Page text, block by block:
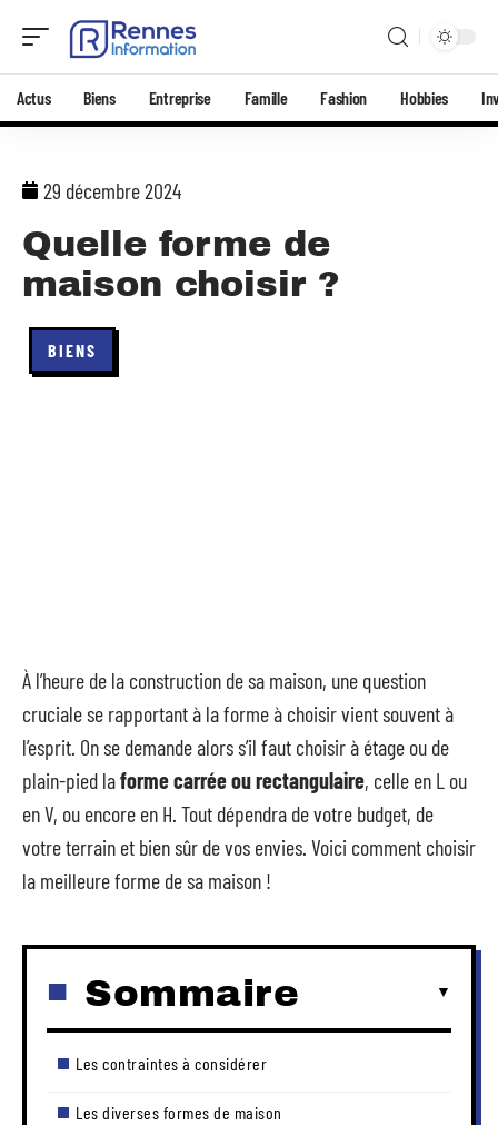
Actus Biens Entreprise Famille Fashion Hobbies
29 décembre 2024
Quelle forme de
maison choisir ?
BIENS
À l’heure de la construction de sa maison, une question
cruciale se rapportant à la forme à choisir vient souvent à
l’esprit. On se demande alors s’il faut choisir à étage ou de
plain-pied laforme carrée ou rectangulaire, celle en L ou
en V, ou encore en H. Tout dépendra de votre budget, de
votre terrain et bien sûr de vos envies. Voici comment choisir
la meilleure forme de sa maison !
Sommaire
Les contraintes à considérer
Les diverses formes de maison